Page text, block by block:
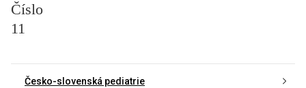
Číslo
11
Česko-slovenská pediatrie